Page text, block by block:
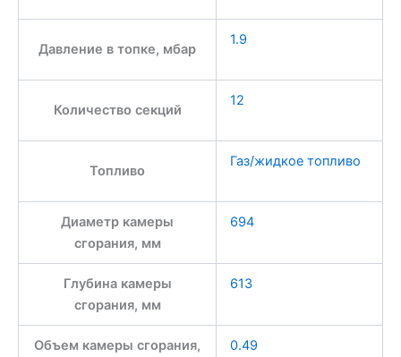
Давление в топке, мбар
1.9
Количество секций
12
Топливо
Газ/жидкое топливо
Диаметр камеры
сгорания, мм
694
Глубина камеры
сгорания, мм
613
Объем камеры сгорания,
0.49